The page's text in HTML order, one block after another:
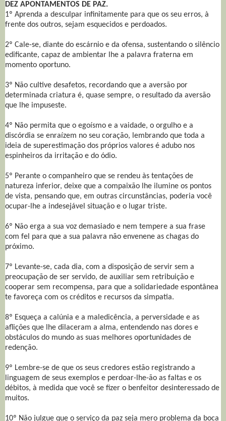
DEZ APONTAMENTOS DE PAZ.
1º Aprenda a desculpar infinitamente para que os seu erros, à
frente dos outros, sejam esquecidos e perdoados.
2º Cale-se, diante do escárnio e da ofensa, sustentando o silêncio
edificante, capaz de ambientar lhe a palavra fraterna em
momento oportuno.
3º Não cultive desafetos, recordando que a aversão por
determinada criatura é, quase sempre, o resultado da aversão
que lhe impuseste.
4º Não permita que o egoísmo e a vaidade, o orgulho e a
discórdia se enraízem no seu coração, lembrando que toda a
ideia de superestimação dos próprios valores é adubo nos
espinheiros da irritação e do ódio.
5º Perante o companheiro que se rendeu às tentações de
natureza inferior, deixe que a compaixão lhe ilumine os pontos
de vista, pensando que, em outras circunstâncias, poderia você
ocupar-lhe a indesejável situação e o lugar triste.
6º Não erga a sua voz demasiado e nem tempere a sua frase
com fel para que a sua palavra não envenene as chagas do
próximo.
7º Levante-se, cada dia, com a disposição de servir sem a
preocupação de ser servido, de auxiliar sem retribuição e
cooperar sem recompensa, para que a solidariedade espontânea
te favoreça com os créditos e recursos da simpatia.
8º Esqueça a calúnia e a maledicência, a perversidade e as
aflições que lhe dilaceram a alma, entendendo nas dores e
obstáculos do mundo as suas melhores oportunidades de
redenção.
9º Lembre-se de que os seus credores estão registrando a
linguagem de seus exemplos e perdoar-lhe-ão as faltas e os
débitos, à medida que você se fizer o benfeitor desinteressado de
muitos.
10º Não julgue que o serviço da paz seja mero problema da boca